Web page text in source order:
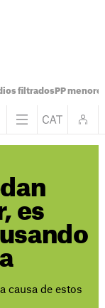
filtradosPP
es
causa de estos